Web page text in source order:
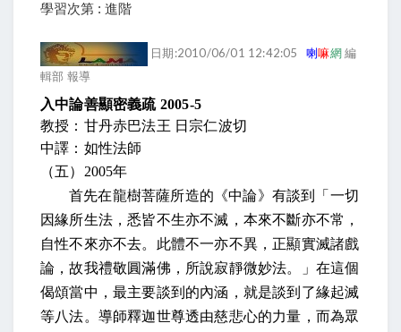
學習次第 : 進階
日期:2010/06/01 12:42:05喇嘛網編
輯部 報導
入中論善顯密義疏2005-5
教授：甘丹赤巴法王 日宗仁波切
中譯：如性法師
（五） 2005年
首先在龍樹菩薩所造的《中論》有談到「一切
因緣所生法，悉皆不生亦不滅，本來不斷亦不常，
自性不來亦不去。此體不一亦不異，正顯實滅諸戲
論，故我禮敬圓滿佛，所說寂靜微妙法。」在這個
偈頌當中，最主要談到的內涵，就是談到了緣起滅
等八法。導師釋迦世尊透由慈悲心的力量，而為眾